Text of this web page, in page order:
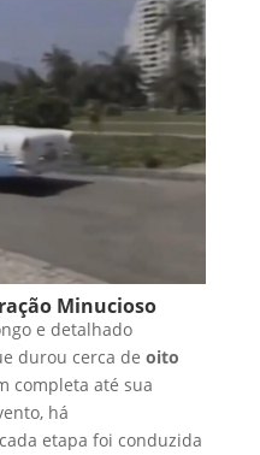
Minucioso
e detalhado
durou cerca de oito
completa até sua
há
etapa foi conduzida